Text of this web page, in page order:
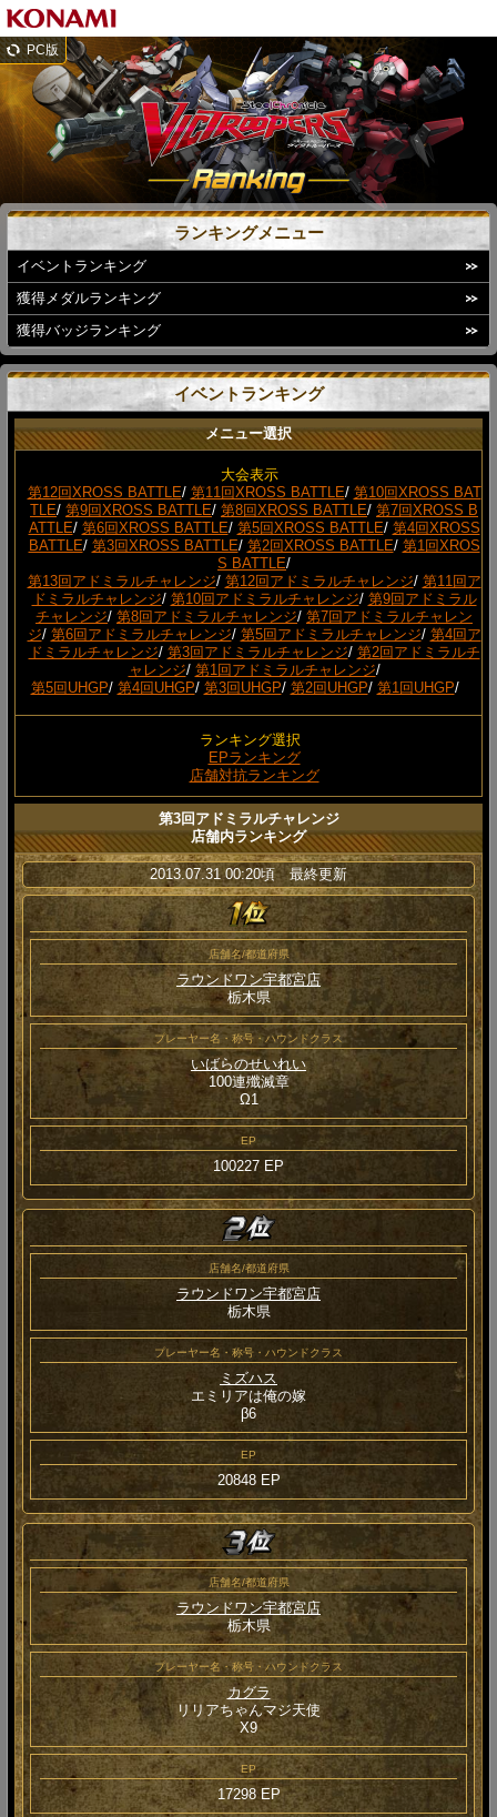
PC版
ランキングメニュー
イベントランキング
獲得メダルランキング
獲得バッジランキング
イベントランキング
メニュー選択
大会表示
第12回XROSS BATTLE/ 第11回XROSS BATTLE/ 第10回XROSS BAT
TLE/ 第9回XROSS BATTLE/ 第8回XROSS BATTLE/ 第7回XROSS B
ATTLE/ 第6回XROSS BATTLE/ 第5回XROSS BATTLE/ 第4回XROSS
BATTLE/ 第3回XROSS BATTLE/ 第2回XROSS BATTLE/ 第1回XROS
S BATTLE/
第13回アドミラルチャレンジ/ 第12回アドミラルチャレンジ/ 第11回ア
ドミラルチャレンジ/ 第10回アドミラルチャレンジ/ 第9回アドミラル
チャレンジ/ 第8回アドミラルチャレンジ/ 第7回アドミラルチャレン
ジ/ 第6回アドミラルチャレンジ/ 第5回アドミラルチャレンジ/ 第4回ア
ドミラルチャレンジ/ 第3回アドミラルチャレンジ/ 第2回アドミラルチ
ャレンジ/ 第1回アドミラルチャレンジ/
第5回UHGP/ 第4回UHGP/ 第3回UHGP/ 第2回UHGP/ 第1回UHGP/
ランキング選択
EPランキング
店舗対抗ランキング
第3回アドミラルチャレンジ
店舗内ランキング
2013.07.31 00:20頃 最終更新
店舗名/都道府県
ラウンドワン宇都宮店
栃木県
プレーヤー名・称号・ハウンドクラス
いばらのせいれい
100連殲滅章
Ω1
EP
100227 EP
店舗名/都道府県
ラウンドワン宇都宮店
栃木県
プレーヤー名・称号・ハウンドクラス
ミズハス
エミリアは俺の嫁
β6
EP
20848 EP
店舗名/都道府県
ラウンドワン宇都宮店
栃木県
プレーヤー名・称号・ハウンドクラス
カグラ
リリアちゃんマジ天使
Χ9
EP
17298 EP